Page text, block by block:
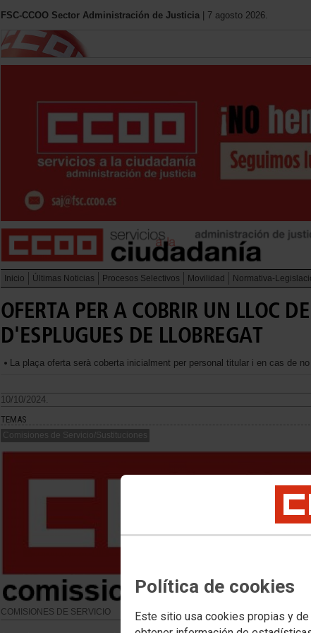
Política de cookies
Este sitio usa cookies propias y
FSC-CCOO Sector Administración de Justicia | 7 agosto 2026.
Inicio Últimas Noticias Procesos Selectivos Movilidad Normativa-
OFERTA PER A COBRIR UN LLOC
D'ESPLUGUES DE LLOBREGAT
La plaça oferta serà coberta inicialment per personal titular i en cas de
10/10/2024.
TEMAS
Comisiones de Servicio/Sustituciones
COMISIONES DE SERVICIO